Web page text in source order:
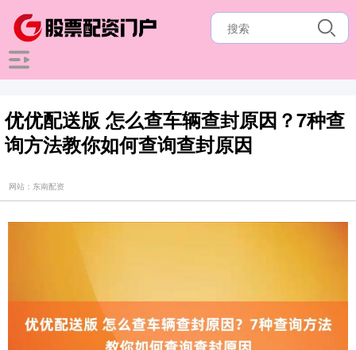
优优配送版 怎么查车辆查封原因？7种查
询方法教你如何查询查封原因
网站：东南配资